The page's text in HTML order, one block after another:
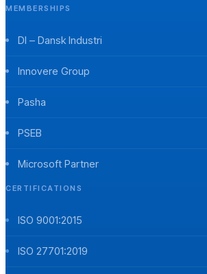
MEMBERSHIPS
DI – Dansk Industri
Innovere Group
Pasha
PSEB
Microsoft Partner
CERTIFICATIONS
ISO 9001:2015
ISO 27701:2019